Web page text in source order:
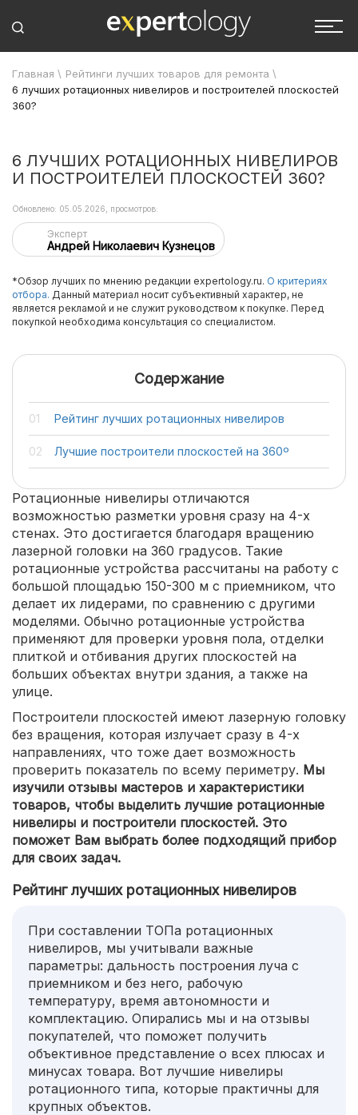
Главная \ Рейтинги лучших товаров для ремонта \
6 лучших ротационных нивелиров и построителей плоскостей
360?
6 ЛУЧШИХ РОТАЦИОННЫХ НИВЕЛИРОВ
И ПОСТРОИТЕЛЕЙ ПЛОСКОСТЕЙ 360?
Эксперт
Андрей Николаевич Кузнецов
Обновлено: 05.05.2026, просмотров:
*Обзор лучших по мнению редакции expertology.ru. О критериях
отбора. Данный материал носит субъективный характер, не
является рекламой и не служит руководством к покупке. Перед
покупкой необходима консультация со специалистом.
Содержание
Рейтинг лучших ротационных нивелиров
Лучшие построители плоскостей на 360º
Ротационные нивелиры отличаются
возможностью разметки уровня сразу на 4-х
стенах. Это достигается благодаря вращению
лазерной головки на 360 градусов. Такие
ротационные устройства рассчитаны на работу с
большой площадью 150-300 м с приемником, что
делает их лидерами, по сравнению с другими
моделями. Обычно ротационные устройства
применяют для проверки уровня пола, отделки
плиткой и отбивания других плоскостей на
больших объектах внутри здания, а также на
улице.
Построители плоскостей имеют лазерную головку
без вращения, которая излучает сразу в 4-х
направлениях, что тоже дает возможность
проверить показатель по всему периметру. Мы
изучили отзывы мастеров и характеристики
товаров, чтобы выделить лучшие ротационные
нивелиры и построители плоскостей. Это
поможет Вам выбрать более подходящий прибор
для своих задач.
Рейтинг лучших ротационных нивелиров
При составлении ТОПа ротационных
нивелиров, мы учитывали важные
параметры: дальность построения луча с
приемником и без него, рабочую
температуру, время автономности и
комплектацию. Опирались мы и на отзывы
покупателей, что поможет получить
объективное представление о всех плюсах и
минусах товара. Вот лучшие нивелиры
ротационного типа, которые практичны для
крупных объектов.